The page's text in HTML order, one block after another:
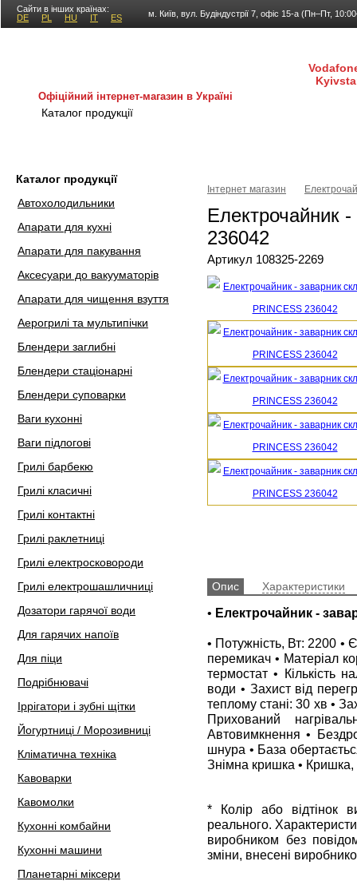
Сайти в інших країнах:
DE
PL HU IT ES м. Київ, вул. Будіндустрії 7, офіс 15-а (Пн–Пт,
Офіційний інтернет-магазин в Україні
Каталог продукції
Каталог продукції
Автохолодильники
Апарати для кухні
Апарати для пакування
Аксесуари до вакууматорів
Апарати для чищення взуття
Аерогрилі та мультипічки
Блендери заглибні
Блендери стаціонарні
Блендери суповарки
Ваги кухонні
Ваги підлогові
Грилі барбекю
Грилі класичні
Грилі контактні
Грилі раклетниці
Грилі електросковороди
Грилі електрошашличниці
Дозатори гарячої води
Для гарячих напоїв
Для піци
Подрібнювачі
Іррігатори і зубні щітки
Йогуртниці / Морозивниці
Кліматична техніка
Кавоварки
Кавомолки
Кухонні комбайни
Кухонні машини
Планетарні міксери
Інтернет магазин
Електрочайник
236042
Артикул 108325-2269
Опис Характеристики
• Електрочайник -
• Потужність, Вт: 2200 •
перемикач • Матеріал
термостат • Кількість
води • Захист від
теплому стані: 30 хв •
Прихований
Автовимкнення •
шнура • База
Знімна кришка • Кришка,
* Колір або відтінок
реального.
виробником без
зміни, внесені